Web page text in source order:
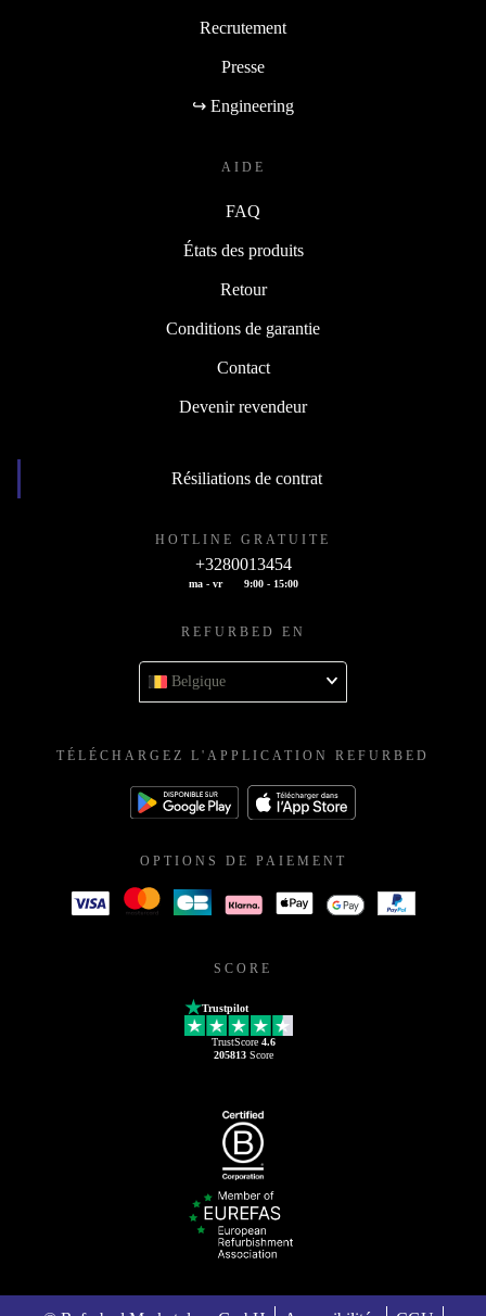
Recrutement
Presse
↪ Engineering
AIDE
FAQ
États des produits
Retour
Conditions de garantie
Contact
Devenir revendeur
Résiliations de contrat
HOTLINE GRATUITE
+3280013454
ma - vr 9:00 - 15:00
REFURBED EN
Belgique
TÉLÉCHARGEZ L'APPLICATION REFURBED
OPTIONS DE PAIEMENT
SCORE
Trustpilot
TrustScore 4.6
205813Score